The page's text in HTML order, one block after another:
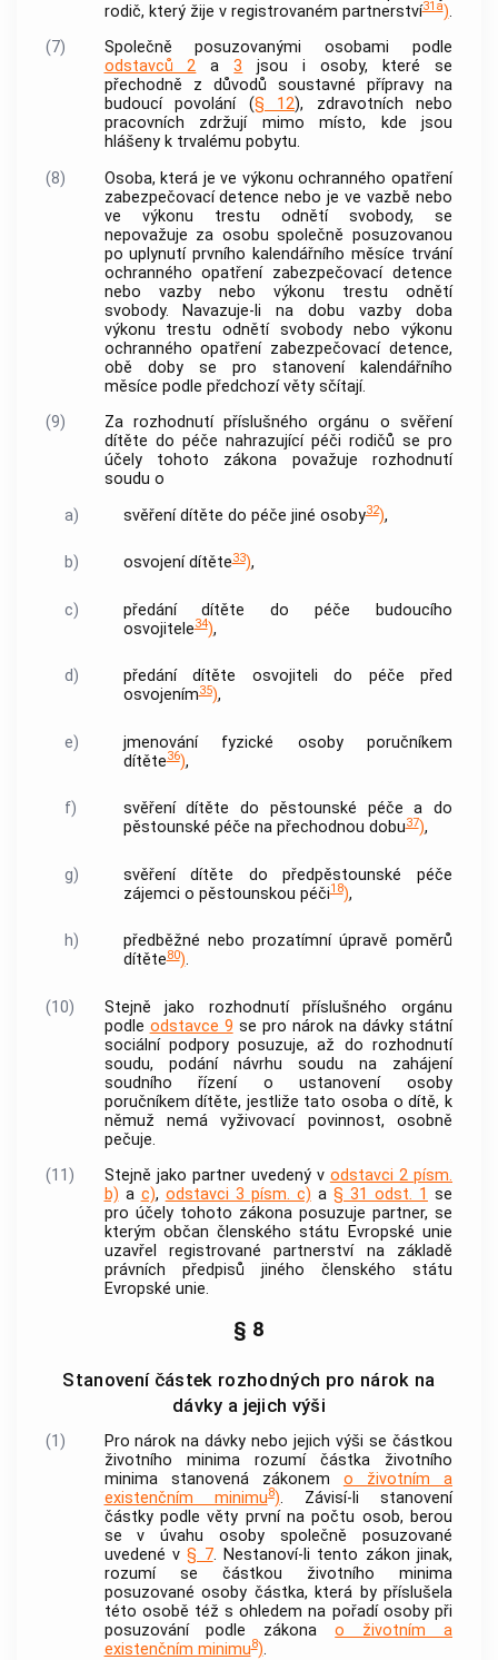
rodič, který žije v registrovaném partnerství31a).
(7)
Společně posuzovanými osobami podle
odstavců 2 a3 jsou i osoby, které se
přechodně z důvodů soustavné přípravy na
budoucí povolání (§ 12), zdravotních nebo
pracovních zdržují mimo místo, kde jsou
hlášeny k trvalému pobytu.
(8)
Osoba, která je ve výkonu ochranného opatření
zabezpečovací detence nebo je ve vazbě nebo
ve výkonu trestu odnětí svobody, se
nepovažuje za osobu společně posuzovanou
po uplynutí prvního kalendářního měsíce trvání
ochranného opatření zabezpečovací detence
nebo vazby nebo výkonu trestu odnětí
svobody. Navazuje-li na dobu vazby doba
výkonu trestu odnětí svobody nebo výkonu
ochranného opatření zabezpečovací detence,
obě doby se pro stanovení kalendářního
měsíce podle předchozí věty sčítají.
(9)
Za rozhodnutí příslušného orgánu o svěření
dítěte do péče nahrazující péči rodičů se pro
účely tohoto zákona považuje rozhodnutí
soudu o
a)
svěření dítěte do péče jiné osoby32),
b) osvojení dítěte33),
c)
předání dítěte do péče budoucího
osvojitele34),
d)
předání dítěte osvojiteli do péče před
osvojením35),
e)
jmenování fyzické osoby poručníkem
dítěte36),
f)
svěření dítěte do pěstounské péče a do
pěstounské péče na přechodnou dobu37),
g)
svěření dítěte do předpěstounské péče
zájemci o pěstounskou péči18),
h)
předběžné nebo prozatímní úpravě poměrů
dítěte80).
(10)
Stejně jako rozhodnutí příslušného orgánu
podle odstavce 9 se pro nárok na dávky státní
sociální podpory posuzuje, až do rozhodnutí
soudu, podání návrhu soudu na zahájení
soudního řízení o ustanovení osoby
poručníkem dítěte, jestliže tato osoba o dítě, k
němuž nemá vyživovací povinnost, osobně
pečuje.
(11)
Stejně jako partner uvedený v odstavci 2 písm.
b) a c), odstavci 3 písm. c) a § 31 odst. 1 se
pro účely tohoto zákona posuzuje partner, se
kterým občan členského státu Evropské unie
uzavřel registrované partnerství na základě
právních předpisů jiného členského státu
Evropské unie.
§ 8
Stanovení částek rozhodných pro nárok na
dávky a jejich výši
(1)
Pro nárok na dávky nebo jejich výši se částkou
životního minima rozumí částka životního
minima stanovená zákonem o životním a
existenčním minimu8). Závisí-li stanovení
částky podle věty první na počtu osob, berou
se v úvahu osoby společně posuzované
uvedené v§ 7. Nestanoví-li tento zákon jinak,
rozumí se částkou životního minima
posuzované osoby částka, která by příslušela
této osobě též s ohledem na pořadí osoby při
posuzování podle zákonao životním a
existenčním minimu8).